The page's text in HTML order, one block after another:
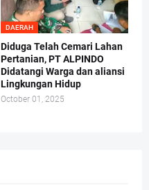
DAERAH
Diduga Telah Cemari Lahan
Pertanian, PT ALPINDO
Didatangi Warga dan aliansi
Lingkungan Hidup
October 01, 2025